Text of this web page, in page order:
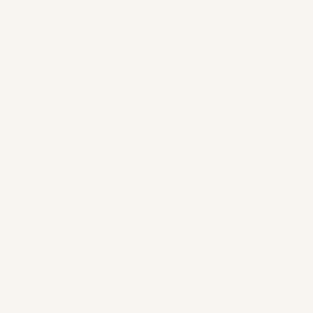
صحرای عربستان جایی بسیار گرم و نامناسب برای زندگی است که در